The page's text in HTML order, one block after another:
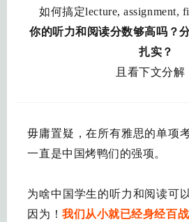
如何搞定lecture, assignment,
你的听力和阅读分数够高吗？
扎实？
且看下文分解
毋庸置疑，在所有雅思的单项
一直是中国烤鸭们的强项。
为啥中国学生的听力和阅读可
因为！我们从小就已经身经百战